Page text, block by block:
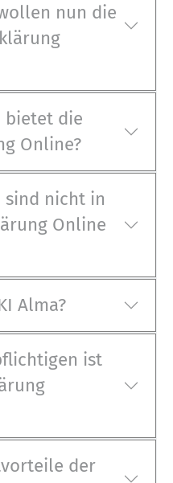
nun die
bietet die
Online?
sind nicht in
Online
Alma?
ist
der